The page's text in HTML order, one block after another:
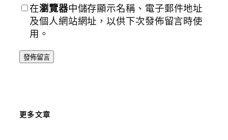
在瀏覽器中儲存顯示名稱、電子郵件地址
及個人網站網址，以供下次發佈留言時使
用。
更多文章